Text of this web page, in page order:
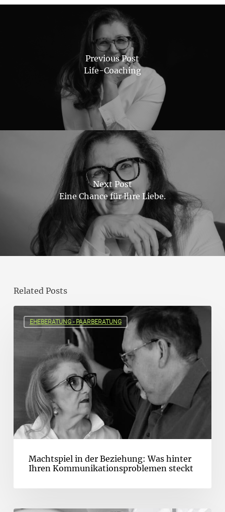
Previous Post
Life-Coaching
Next Post
Eine Chance für Ihre Liebe.
Related Posts
EHEBERATUNG - PAARBERATUNG
Machtspiel in der Beziehung: Was hinter
Ihren Kommunikationsproblemen steckt